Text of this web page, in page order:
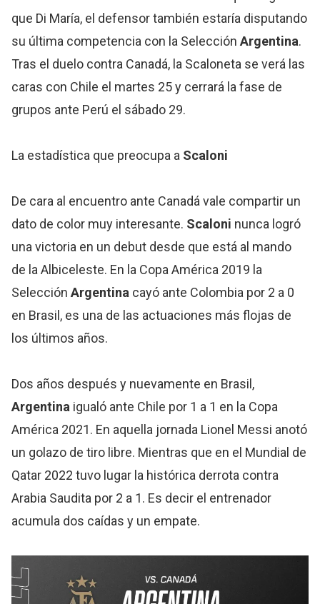
que Di María, el defensor también estaría disputando
su última competencia con la Selección Argentina.
Tras el duelo contra Canadá, la Scaloneta se verá las
caras con Chile el martes 25 y cerrará la fase de
grupos ante Perú el sábado 29.
La estadística que preocupa a Scaloni
De cara al encuentro ante Canadá vale compartir un
dato de color muy interesante. Scaloni nunca logró
una victoria en un debut desde que está al mando
de la Albiceleste. En la Copa América 2019 la
Selección Argentina cayó ante Colombia por 2 a 0
en Brasil, es una de las actuaciones más flojas de
los últimos años.
Dos años después y nuevamente en Brasil,
Argentina igualó ante Chile por 1 a 1 en la Copa
América 2021. En aquella jornada Lionel Messi anotó
un golazo de tiro libre. Mientras que en el Mundial de
Qatar 2022 tuvo lugar la histórica derrota contra
Arabia Saudita por 2 a 1. Es decir el entrenador
acumula dos caídas y un empate.